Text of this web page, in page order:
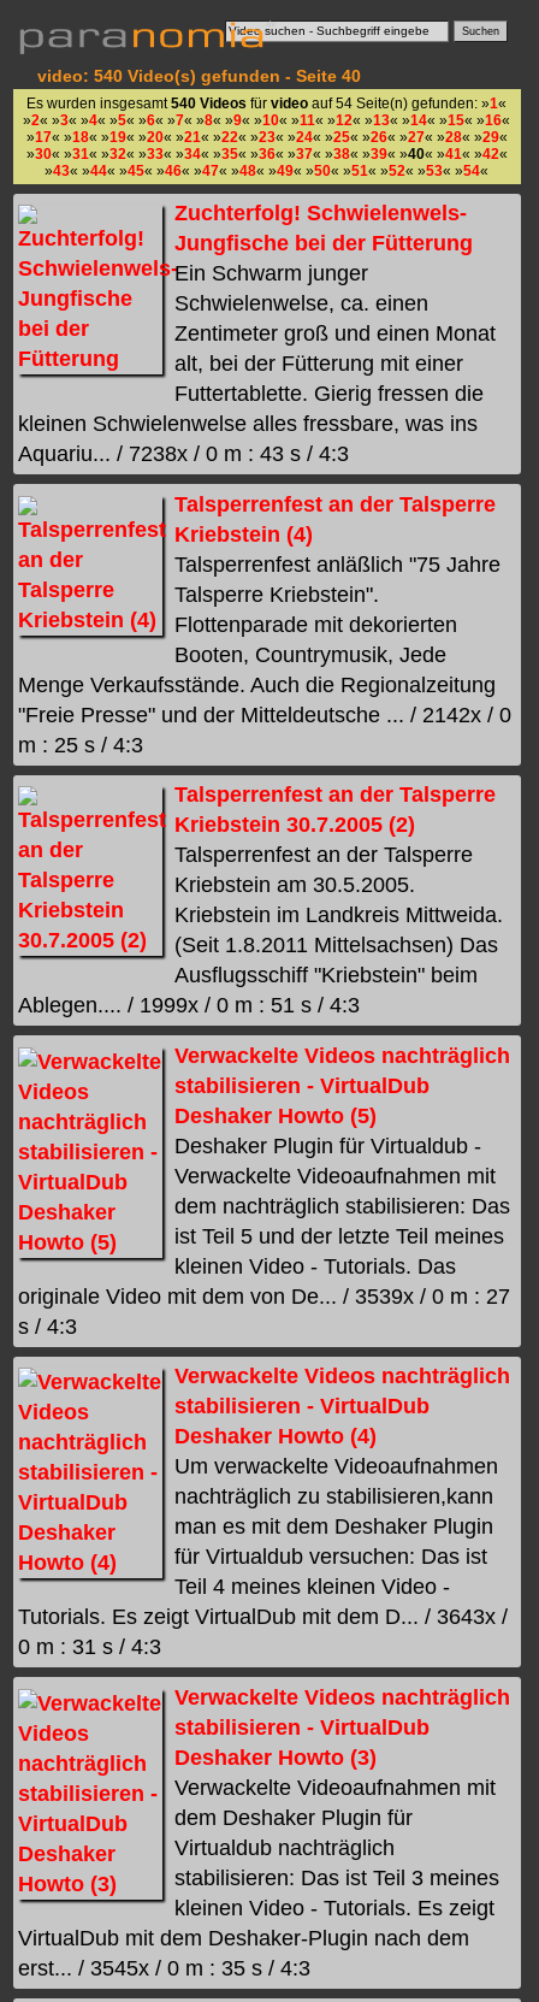
video: 540 Video(s) gefunden - Seite 40
Es wurden insgesamt540 Videos fürvideo auf 54 Seite(n) gefunden: »1«
»2« »3« »4« »5« »6« »7« »8« »9« »10« »11« »12« »13« »14« »15« »16«
»17« »18« »19« »20« »21« »22« »23« »24« »25« »26« »27« »28« »29«
»30« »31« »32« »33« »34« »35« »36« »37« »38« »39« »40« »41« »42«
»43« »44« »45« »46« »47« »48« »49« »50« »51« »52« »53« »54«
Zuchterfolg! Schwielenwels-
Jungfische bei der Fütterung
Ein Schwarm junger
Schwielenwelse, ca. einen
Zentimeter groß und einen Monat
alt, bei der Fütterung mit einer
Futtertablette. Gierig fressen die
kleinen Schwielenwelse alles fressbare, was ins
Aquariu... / 7238x / 0 m : 43 s / 4:3
Talsperrenfest an der Talsperre
Kriebstein (4)
Talsperrenfest anläßlich "75 Jahre
Talsperre Kriebstein".
Flottenparade mit dekorierten
Booten, Countrymusik, Jede
Menge Verkaufsstände. Auch die Regionalzeitung
"Freie Presse" und der Mitteldeutsche ... / 2142x / 0
m : 25 s / 4:3
Talsperrenfest an der Talsperre
Kriebstein 30.7.2005 (2)
Talsperrenfest an der Talsperre
Kriebstein am 30.5.2005.
Kriebstein im Landkreis Mittweida.
(Seit 1.8.2011 Mittelsachsen) Das
Ausflugsschiff "Kriebstein" beim
Ablegen.... / 1999x / 0 m : 51 s / 4:3
Verwackelte Videos nachträglich
stabilisieren - VirtualDub
Deshaker Howto (5)
Deshaker Plugin für Virtualdub -
Verwackelte Videoaufnahmen mit
dem nachträglich stabilisieren: Das
ist Teil 5 und der letzte Teil meines
kleinen Video - Tutorials. Das
originale Video mit dem von De... / 3539x / 0 m : 27
s / 4:3
Verwackelte Videos nachträglich
stabilisieren - VirtualDub
Deshaker Howto (4)
Um verwackelte Videoaufnahmen
nachträglich zu stabilisieren,kann
man es mit dem Deshaker Plugin
für Virtualdub versuchen: Das ist
Teil 4 meines kleinen Video -
Tutorials. Es zeigt VirtualDub mit dem D... / 3643x /
0 m : 31 s / 4:3
Verwackelte Videos nachträglich
stabilisieren - VirtualDub
Deshaker Howto (3)
Verwackelte Videoaufnahmen mit
dem Deshaker Plugin für
Virtualdub nachträglich
stabilisieren: Das ist Teil 3 meines
kleinen Video - Tutorials. Es zeigt
VirtualDub mit dem Deshaker-Plugin nach dem
erst... / 3545x / 0 m : 35 s / 4:3